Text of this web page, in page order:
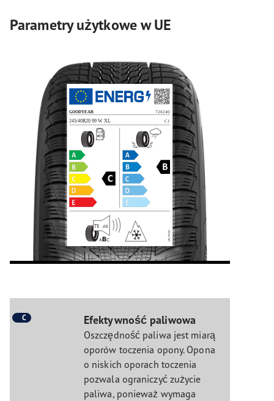
Parametry użytkowe w UE
C Efektywność paliwowa
Oszczędność paliwa jest miarą
oporów toczenia opony. Opona
o niskich oporach toczenia
pozwala ograniczyć zużycie
paliwa, ponieważ wymaga